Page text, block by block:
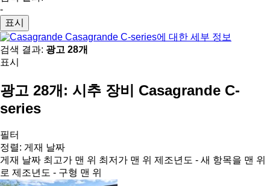
-
표시
Casagrande C-series에 대한 세부 정보
검색 결과: 광고 28개
표시
광고 28개: 시추 장비 Casagrande C-
series
필터
정렬: 게재 날짜
게재 날짜 최고가 맨 위 최저가 맨 위 제조년도 - 새 항목을 맨 위
로 제조년도 - 구형 맨 위